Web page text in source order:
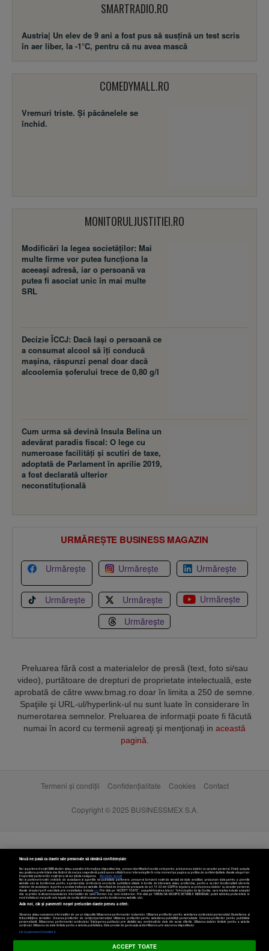
SMARTRADIO.RO
Austria| Un elev de 9 ani a fost pus să susţină un test scris
în aer liber, la -1°C, pentru că nu avea mască
COMEDYMALL.RO
Vremuri triste. Şi păcănelele se
închid.
MONITORULJUSTITIEI.RO
Modificări la legea societăţilor: Mai
multe firme vor putea funcţiona la
aceeaşi adresă, iar o persoană va
putea fi asociat unic în mai multe
SRL
Decizie ÎCCJ: Dacă laşi o persoană ce
a consumat alcool să îţi conducă
maşina, răspunzi penal doar dacă
alcoolemia şoferului trece de 0,80 g/l
Cum urma să devină Insula Belina un
adevărat paradis fiscal: O lege cu
numeroase facilităţi şi scutiri de taxe,
adoptată de Parlament în aprilie 2019,
a fost declarată ulterior
neconstituţională
URMĂREȘTE BUSINESS MAGAZIN
Urmărește Urmărește Urmărește
Urmărește Urmărește
Urmărește
Urmărește
Preluarea fără cost a materialelor de presă (text, foto si/sau
video), purtătoare de drepturi de proprietate intelectuală, este
aprobată de către www.bmag.ro doar în limita a 250 de semne.
Spaţiile şi URL-ul/hyperlink-ul nu sunt luate în considerare în
numerotarea semnelor. Preluarea de informaţii poate fi făcută
numai în acord cu termenii agreaţi şi menţionaţi in această
pagină
Termeni și condiții Confidențialitate Cookies Contact
Copyright © 2025 BUSINESSMEX S.A.
Setări cookies
Nouă ne pasă ca datele tale personale să rămână confidențiale
Noi și partenerii noștri589stocăm și/sau accesăm informații pe dispozitivul dvs., precum identificatorii cookie unici pentru prelucrarea datelor cu caracter personal. Puteți accepta
sau gestiona preferințele dvs. făcând clic mai jos, respectiv vă puteți opune utilizării unui interes legitim în orice moment pe pagina cu politica de confidențialitate. Aceste alegeri vor
fi raportate partenerilor noștri și nu vă vor afecta navigarea.
Mai multe detalii
Noi si partenerii nostri (retelele de socializare si agentiile de publicitate partenere, precum si furnizorii nostri de servicii de date analitice) prelucram date pentru a permite
website-ului sa functioneze, pentru a personaliza continutul si anunturile publicitare afisate in functie de interesele si/sau profilul dvs., pentru a va oferi functionalitati aferente
retelelor de socializare si pentru a analiza traficul pe website. Beneficiati de drepturile prevazute de art. 15-22 din GDPR in legatura cu prelucrarea datelor cu caracter personal.
Aceste drepturi pot fi exercitate prin modalitatea indicataaici. Prin click pe “ACCEPT TOATE”, acceptati folosirea tuturor Tehnologiilor de tip Cookie, care implica inclusiv acceptul
dvs. cu privire la stocarea/accesarea informatiilor de catre Vendor-ii cu care colaboram. Prin click pe “VREAU SA MODIFIC SETARILE INDIVIDUAL” puteti schimba preferintele in
mod individual, mai putin cele legate de cookie strict necesare pentru functionarea website-ului.
Atât noi, cât și partenerii noștri prelucrăm datele pentru a oferi:
Stocarea și/sau accesarea informațiilor de pe un dispozitiv. Măsurarea performanței reclamelor. Utilizarea profilurilor pentru selectarea conținutului personalizat. Dezvoltarea și
îmbunătățirea serviciilor. Crearea profilurilor de conținut personalizat. Utilizarea profilurilor pentru selectarea publicității personalizate. Crearea profilurilor pentru publicitate
personalizată. Măsurarea performanței conținutului. Înțelegerea publicului prin statistici sau combinații de date din surse diferite. Utilizarea datelor limitate pentru a selecta
conținutul. Utilizarea de date limitate pentru a selecta publicitatea. Date precise de geolocație și identificarea prin scanarea dispozitivului.
Listă parteneri (furnizori)
ACCEPT TOATE